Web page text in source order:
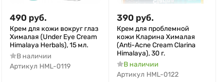
490 руб.
Крем для кожи вокруг глаз
Хималая (Under Eye Cream
Himalaya Herbals), 15 мл.
В наличии
Артикул HML-0119
390 руб.
Крем для проблемной
кожи Кларина Хималая
(Anti-Acne Cream Clarina
Himalaya), 30 г.
В наличии
Артикул HML-0122